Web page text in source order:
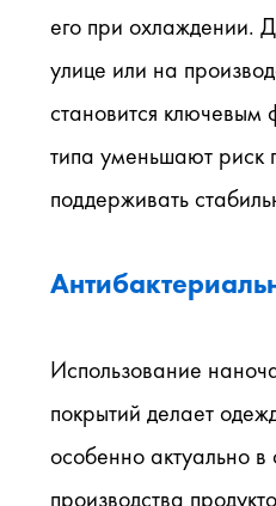
его при охлаждении.
улице или на
становится ключевым
типа уменьшают риск
поддерживать
Использование
покрытий делает
особенно актуально
производства